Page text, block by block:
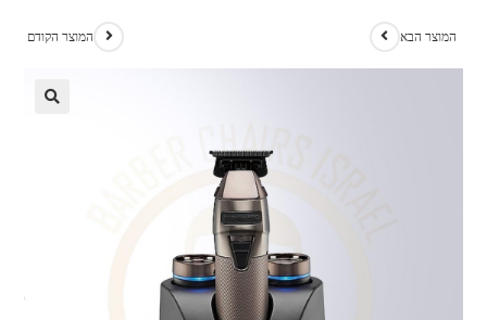
המוצר הקודם המוצר הבא